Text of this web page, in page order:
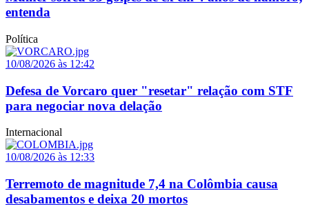
entenda
Política
10/08/2026 às 12:42
Defesa de Vorcaro quer "resetar" relação com STF
para negociar nova delação
Internacional
10/08/2026 às 12:33
Terremoto de magnitude 7,4 na Colômbia causa
desabamentos e deixa 20 mortos